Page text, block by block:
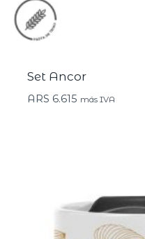
Set Ancor
ARS 6.615 más IVA